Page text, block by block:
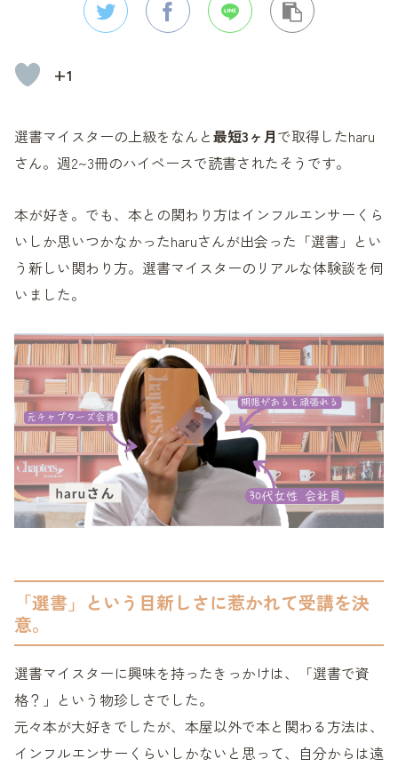
+1
選書マイスターの上級をなんと最短3ヶ月で取得したharu
さん。週2~3冊のハイペースで読書されたそうです。
本が好き。でも、本との関わり方はインフルエンサーくら
いしか思いつかなかったharuさんが出会った「選書」とい
う新しい関わり方。選書マイスターのリアルな体験談を伺
いました。
「選書」という目新しさに惹かれて受講を決
意。
選書マイスターに興味を持ったきっかけは、「選書で資
格？」という物珍しさでした。
元々本が大好きでしたが、本屋以外で本と関わる方法は、
インフルエンサーくらいしかないと思って、自分からは遠